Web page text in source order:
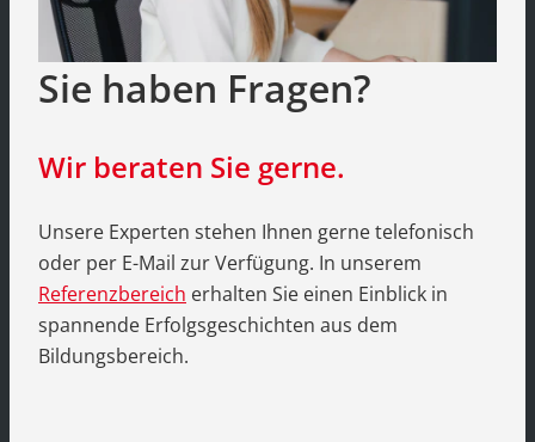
Sie haben Fragen?
Wir beraten Sie gerne.
Unsere Experten stehen Ihnen gerne telefonisch
oder per E-Mail zur Verfügung. In unserem
Referenzbereich erhalten Sie einen Einblick in
spannende Erfolgsgeschichten aus dem
Bildungsbereich.